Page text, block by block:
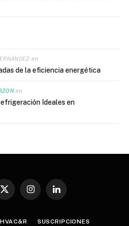
en
de la eficiencia energética
en
Ideales en
X
InstagramLinkedIn
SUSCRIPCIONES